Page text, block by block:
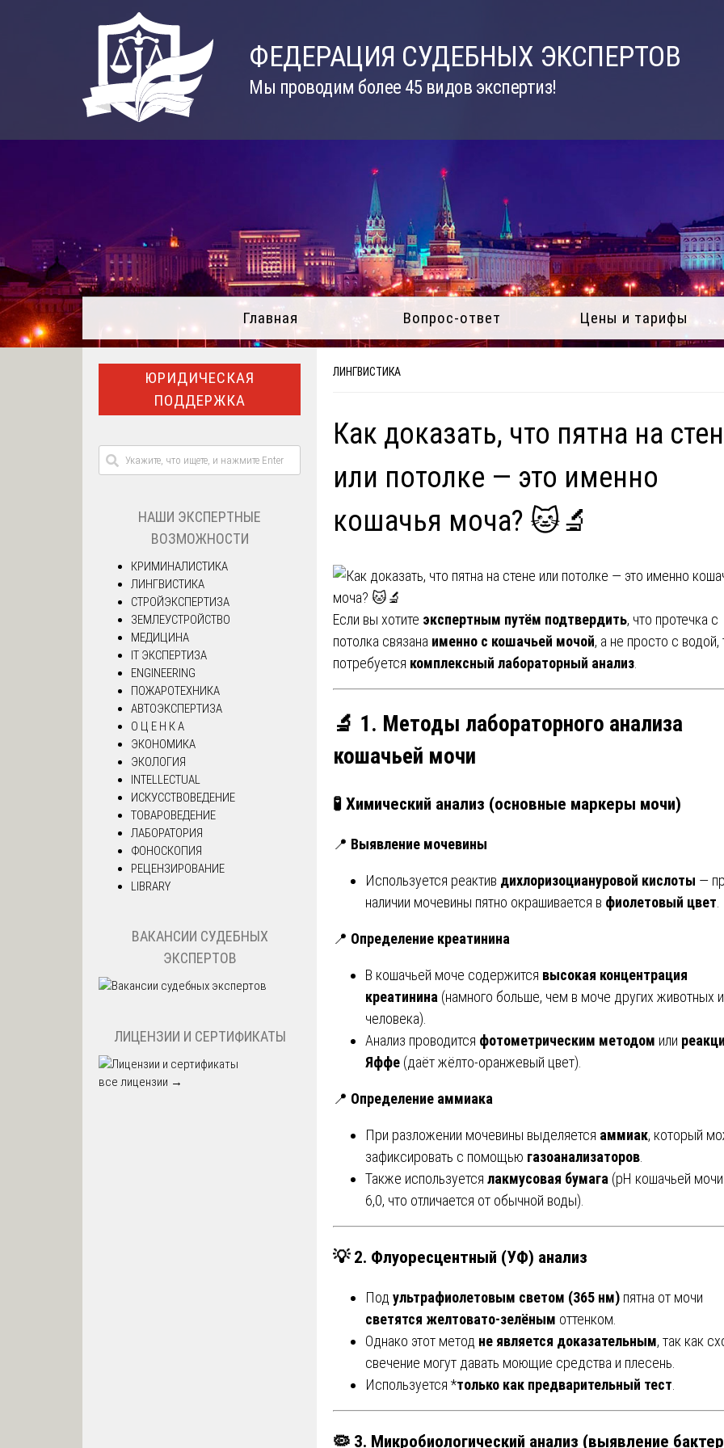
ФЕДЕРАЦИЯ СУДЕБНЫХ ЭКСПЕРТОВ
Мы проводим более 45 видов экспертиз!
Главная Вопрос-ответ Цены и тарифы
ЛИНГВИСТИКА
Как доказать, что пятна на
или потолке — это именно
кошачья моча? 🐱🔬
Если вы хотите экспертным путём подтвердить, что протечка с
потолка связана именно с кошачьей мочой, а не просто с водой,
потребуется комплексный лабораторный анализ
🔬 1. Методы лабораторного анализа
кошачьей мочи
🧪 Химический анализ (основные маркеры мочи)
📍 Выявление мочевины
Используется реактив дихлоризоциануровой кислоты —
наличии мочевины пятно окрашивается в фиолетовый цвет
📍 Определение креатинина
В кошачьей моче содержится высокая концентрация
креатинина (намного больше, чем в моче других животных и
человека).
Анализ проводится фотометрическим методом или
Яффе (даёт жёлто-оранжевый цвет).
📍 Определение аммиака
При разложении мочевины выделяется аммиак, который
зафиксировать с помощью газоанализаторов
Также используется лакмусовая бумага (pH кошачьей
6,0, что отличается от обычной воды).
💡 2. Флуоресцентный (УФ) анализ
Под ультрафиолетовым светом (365 нм) пятна от мочи
светятся желтовато-зелёным оттенком.
Однако этот метод не является доказательным, так как
свечение могут давать моющие средства и плесень.
Используется *только как предварительный тест
🦠 3. Микробиологический анализ (выявление
ЮРИДИЧЕСКАЯ
ПОДДЕРЖКА
НАШИ ЭКСПЕРТНЫЕ
ВОЗМОЖНОСТИ
КРИМИНАЛИСТИКА
ЛИНГВИСТИКА
СТРОЙЭКСПЕРТИЗА
ЗЕМЛЕУСТРОЙСТВО
МЕДИЦИНА
IT ЭКСПЕРТИЗА
ENGINEERING
ПОЖАРОТЕХНИКА
АВТОЭКСПЕРТИЗА
О Ц Е Н К А
ЭКОНОМИКА
ЭКОЛОГИЯ
INTELLECTUAL
ИСКУССТВОВЕДЕНИЕ
ТОВАРОВЕДЕНИЕ
ЛАБОРАТОРИЯ
ФОНОСКОПИЯ
РЕЦЕНЗИРОВАНИЕ
LIBRARY
ВАКАНСИИ СУДЕБНЫХ
ЭКСПЕРТОВ
ЛИЦЕНЗИИ И СЕРТИФИКАТЫ
все лицензии →